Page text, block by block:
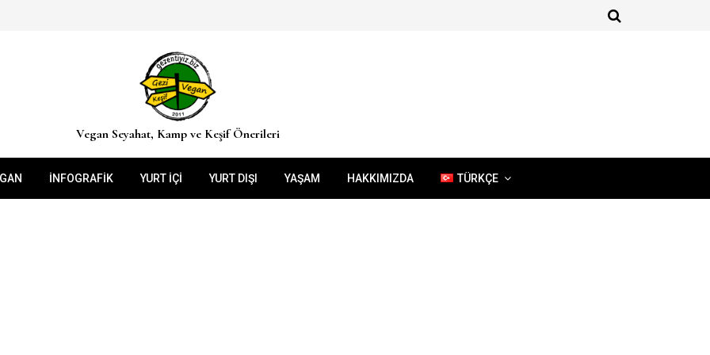
Vegan Seyahat, Kamp ve Keşif Önerileri
İNFOGRAFIK YURT İÇİ YURT DIŞI YAŞAM HAKKIMIZDA TÜRKÇE